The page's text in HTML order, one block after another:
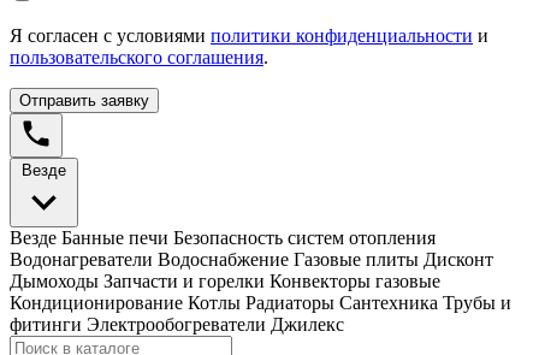
Я согласен с условиями политики конфиденциальности и
пользовательского соглашения.
Отправить заявку
Везде
Везде Банные печи Безопасность систем отопления
Водонагреватели Водоснабжение Газовые плиты Дисконт
Дымоходы Запчасти и горелки Конвекторы газовые
Кондиционирование Котлы Радиаторы Сантехника Трубы и
фитинги Электрообогреватели Джилекс